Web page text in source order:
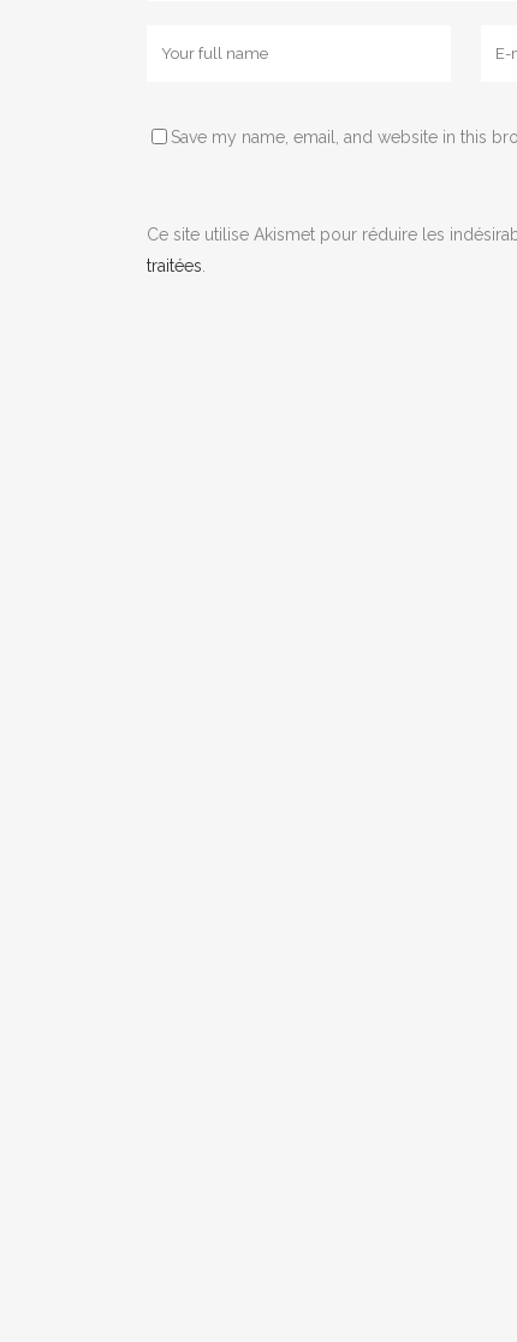
Save my name, email, and website in this
Ce site utilise Akismet pour réduire les
traitées